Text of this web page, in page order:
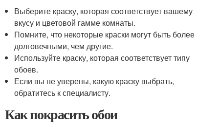
Выберите краску, которая соответствует вашему
вкусу и цветовой гамме комнаты.
Помните, что некоторые краски могут быть более
долговечными, чем другие.
Используйте краску, которая соответствует типу
обоев.
Если вы не уверены, какую краску выбрать,
обратитесь к специалисту.
Как покрасить обои